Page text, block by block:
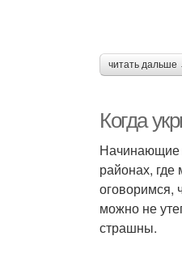
читать дальше
Когда
Начинающие
районах,
оговоримся,
можно не
страшны.